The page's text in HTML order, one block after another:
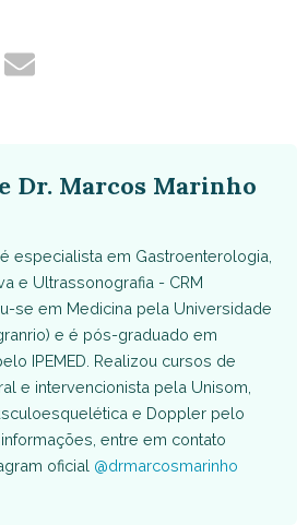
Share
Dr. Marcos Marinho
especialista em Gastroenterologia,
e Ultrassonografia - CRM
se em Medicina pela Universidade
e é pós-graduado em
IPEMED. Realizou cursos de
e intervencionista pela Unisom,
e Doppler pelo
informações, entre em contato
oficial @drmarcosmarinho